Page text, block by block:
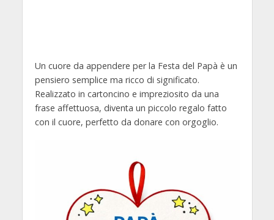
Un cuore da appendere per la Festa del Papà è un
pensiero semplice ma ricco di significato.
Realizzato in cartoncino e impreziosito da una
frase affettuosa, diventa un piccolo regalo fatto
con il cuore, perfetto da donare con orgoglio.